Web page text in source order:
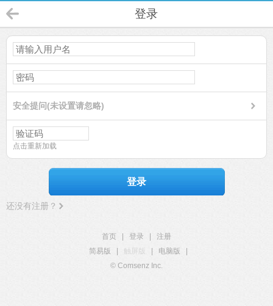
登录
安全提问(未设置请忽略)
点击重新加载
登录
还没有注册？
首页 登录
注册
简易版
触屏版 电脑版
© Comsenz Inc.